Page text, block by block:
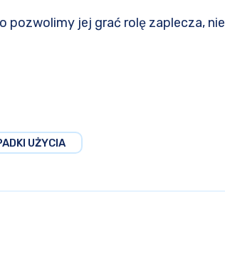
pozwolimy jej grać rolę zaplecza, nie
UŻYCIA